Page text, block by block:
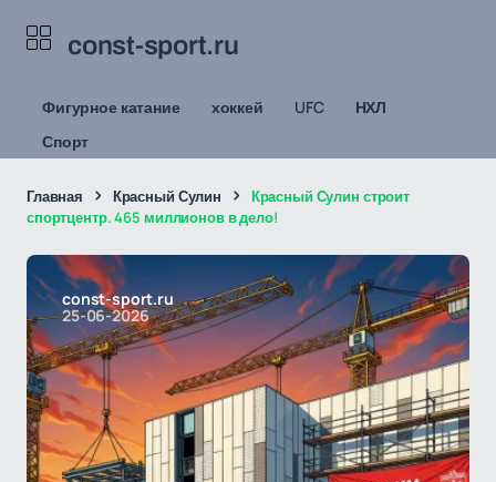
const-sport.ru
Фигурное катание хоккей UFC
НХЛ
Спорт
Главная Красный Сулин
Красный Сулин строит
спортцентр. 465 миллионов в дело!
const-sport.ru
25-06-2026